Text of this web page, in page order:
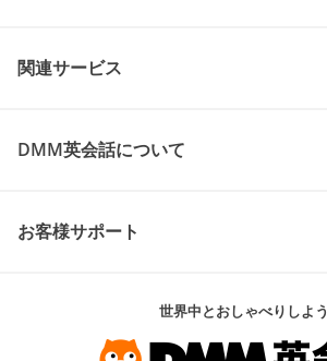
関連サービス
DMM英会話について
お客様サポート
世界中とおしゃべりしよう